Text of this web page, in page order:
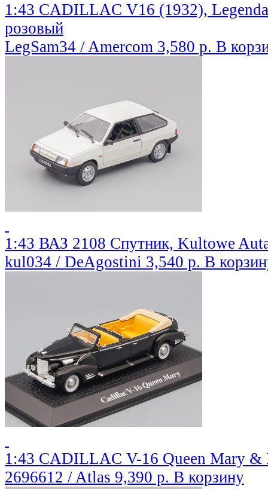
1:43 CADILLAC V16 (1932),
розовый
LegSam34 / Amercom 3,580 р. В
1:43 ВАЗ 2108 Спутник, Kultowe
kul034 / DeAgostini 3,540 р. В
1:43 CADILLAC V-16 Queen Mary &
2696612 / Atlas 9,390 р. В корзину